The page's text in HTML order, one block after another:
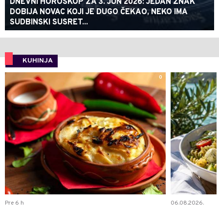
DNEVNI HOROSKOP ZA 3. JUN 2026: JEDAN ZNAK
DOBIJA NOVAC KOJI JE DUGO ČEKAO, NEKO IMA
SUDBINSKI SUSRET...
KUHINJA
0
Pre 6 h 06.08.2026.